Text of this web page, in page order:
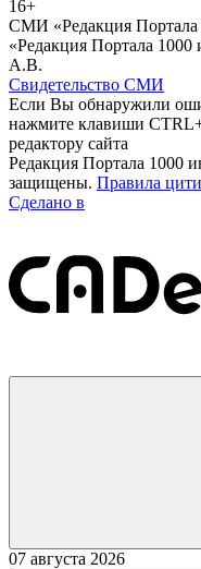
16+
СМИ «Редакция
«Редакция Портала
А.В.
Свидетельство СМИ
Если Вы обнаружили
нажмите клавиши
редактору сайта
Редакция Портала 1000
защищены. Правила
Сделано в
07 августа 2026